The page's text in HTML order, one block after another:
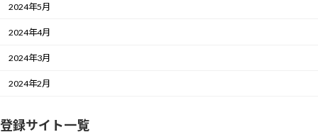
2024年5月
2024年4月
2024年3月
2024年2月
登録サイト一覧